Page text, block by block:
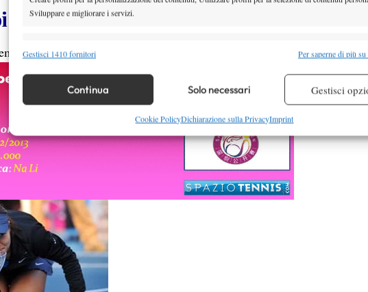
Sviluppare e migliorare i servizi.
Funzionalità
Identificare i dispositivi in base alle informazioni trasmesse automaticamente.
Garantire la sicurezza, prevenire e rilevare frodi, correggere errori,
Erogare e presentare pubblicità e contenuto, Salvare e comunicare le
Gestisci 1410 fornitori Per saperne di più
Continua Solo necessari Gestisci
Cookie PolicyDichiarazione sulla PrivacyImprint
il vuoto
ma la media non si alza.